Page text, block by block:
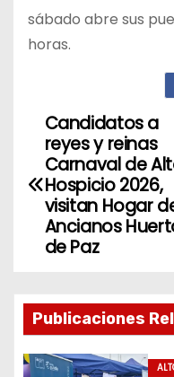
sábado abre sus
horas.
N
a
a
c
Candidatos a
reyes y reinas
Carnaval de
Hospicio 2026,
visitan Hogar
Ancianos
de Paz
Publicaciones